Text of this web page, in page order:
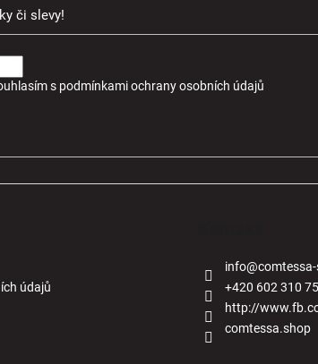
či slevy!
s podmínkami ochrany osobních údajů
údajů
info@
+420 602 310
http://
comtessa.shop